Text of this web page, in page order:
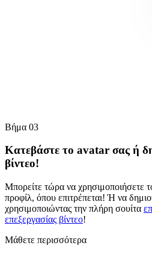
Βήμα 03
Κατεβάστε το avatar σας ή
βίντεο!
Μπορείτε τώρα να χρησιμοποιήσετε
προφίλ, όπου επιτρέπεται! Ή να
χρησιμοποιώντας την πλήρη σουίτα
επεξεργασίας βίντεο!
Μάθετε περισσότερα